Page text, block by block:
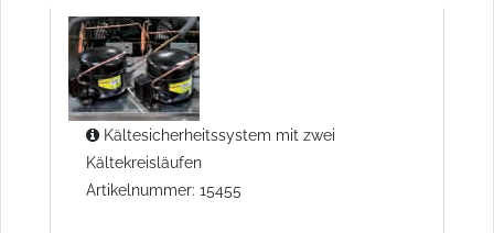
Kältesicherheitssystem mit zwei
Kältekreisläufen
Artikelnummer: 15455